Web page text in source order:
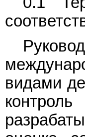
видами